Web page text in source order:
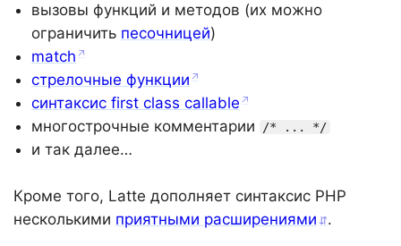
вызовы функций и методов (их можно
ограничить песочницей)
match
стрелочные функции
синтаксис first class callable
многострочные комментарии
/* ... */
и так далее…
Кроме того, Latte дополняет синтаксис PHP
несколькими приятными расширениями .